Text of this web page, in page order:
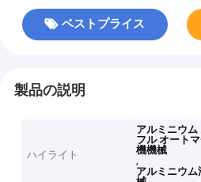
ベストプライス
製品の説明
ハイライト
アルミニウ
フル オート
機機械
,
アルミニウ